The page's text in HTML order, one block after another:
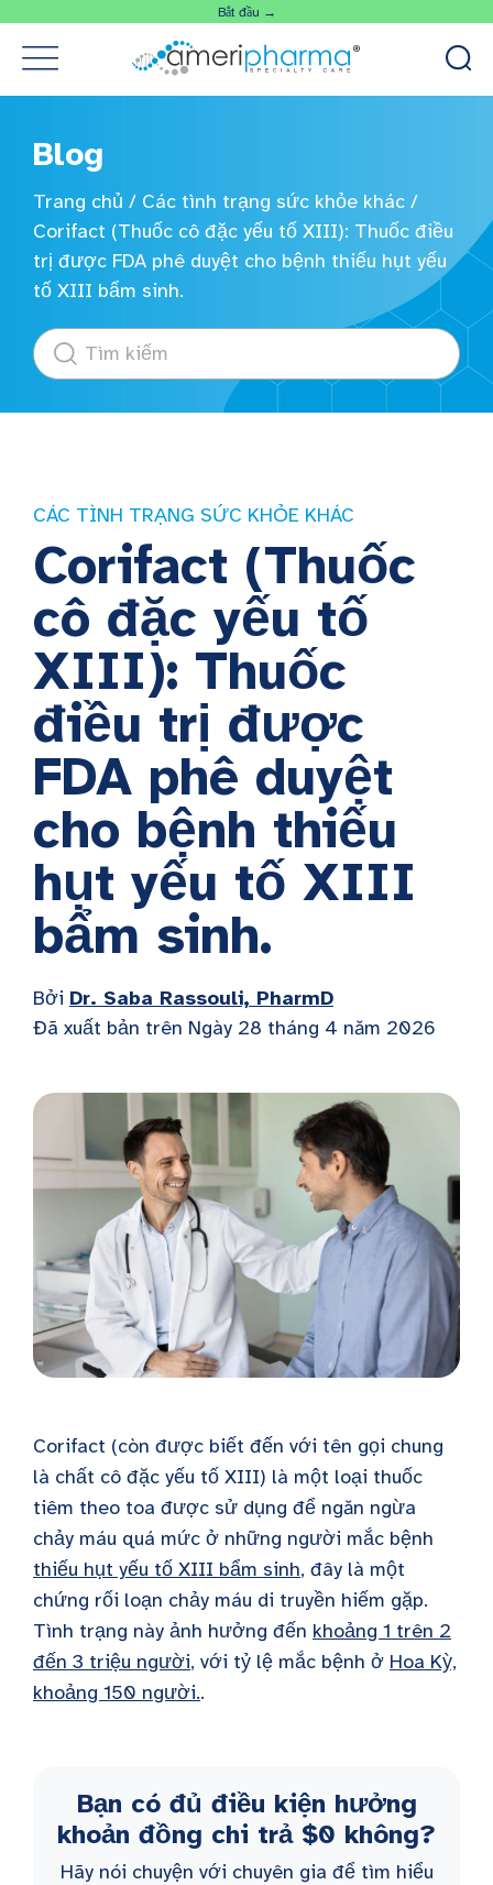
Bắt đầu →
Blog
Trang chủ / Các tình trạng sức khỏe khác /
Corifact (Thuốc cô đặc yếu tố XIII): Thuốc điều
trị được FDA phê duyệt cho bệnh thiếu hụt yếu
tố XIII bẩm sinh.
CÁC TÌNH TRẠNG SỨC KHỎE KHÁC
Corifact (Thuốc
cô đặc yếu tố
XIII): Thuốc
điều trị được
FDA phê duyệt
cho bệnh thiếu
hụt yếu tố XIII
bẩm sinh.
Bởi Dr. Saba Rassouli, PharmD
Đã xuất bản trên Ngày 28 tháng 4 năm 2026
Corifact (còn được biết đến với tên gọi chung
là chất cô đặc yếu tố XIII) là một loại thuốc
tiêm theo toa được sử dụng để ngăn ngừa
chảy máu quá mức ở những người mắc bệnh
thiếu hụt yếu tố XIII bẩm sinh, đây là một
chứng rối loạn chảy máu di truyền hiếm gặp.
Tình trạng này ảnh hưởng đến khoảng 1 trên 2
đến 3 triệu người, với tỷ lệ mắc bệnh ở Hoa Kỳ,
khoảng 150 người..
Bạn có đủ điều kiện hưởng
khoản đồng chi trả $0 không?
Hãy nói chuyện với chuyên gia để tìm hiểu